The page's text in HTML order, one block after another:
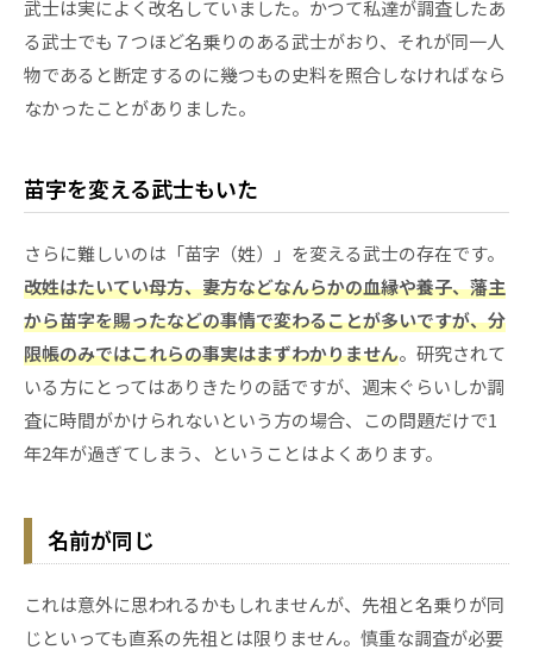
武士は実によく改名していました。かつて私達が調査したあ
る武士でも７つほど名乗りのある武士がおり、それが同一人
物であると断定するのに幾つもの史料を照合しなければなら
なかったことがありました。
苗字を変える武士もいた
さらに難しいのは「苗字（姓）」を変える武士の存在です。
改姓はたいてい母方、妻方などなんらかの血縁や養子、藩主
から苗字を賜ったなどの事情で変わることが多いですが、分
限帳のみではこれらの事実はまずわかりません。研究されて
いる方にとってはありきたりの話ですが、週末ぐらいしか調
査に時間がかけられないという方の場合、この問題だけで1
年2年が過ぎてしまう、ということはよくあります。
名前が同じ
これは意外に思われるかもしれませんが、先祖と名乗りが同
じといっても直系の先祖とは限りません。慎重な調査が必要